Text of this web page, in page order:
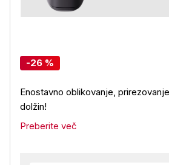
-26 %
Enostavno oblikovanje,
dolžin!
Preberite več